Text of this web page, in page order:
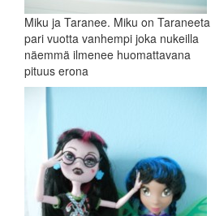
Miku ja Taranee. Miku on Taraneeta
pari vuotta vanhempi joka nukeilla
näemmä ilmenee huomattavana
pituus erona